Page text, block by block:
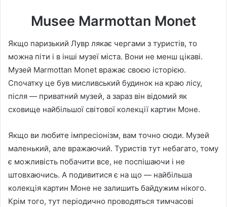
Musee Marmottan Monet
Якщо паризький Лувр лякає чергами з туристів, то
можна піти і в інші музеї міста. Вони не менш цікаві.
Музей Marmottan Monet вражає своєю історією.
Спочатку це був мисливський будинок на краю лісу,
після — приватний музей, а зараз він відомий як
сховище найбільшої світової колекції картин Моне.
Якщо ви любите імпресіонізм, вам точно сюди. Музей
маленький, але вражаючий. Туристів тут небагато, тому
є можливість побачити все, не поспішаючи і не
штовхаючись. А подивитися є на що — найбільша
колекція картин Моне не залишить байдужим нікого.
Крім того, тут періодично проводяться тимчасові